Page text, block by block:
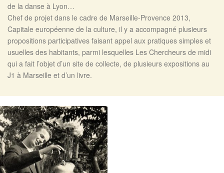
de la danse à Lyon…
Chef de projet dans le cadre de Marseille-Provence 2013,
Capitale européenne de la culture, il y a accompagné plusieurs
propositions participatives faisant appel aux pratiques simples et
usuelles des habitants, parmi lesquelles Les Chercheurs de midi
qui a fait l’objet d’un site de collecte, de plusieurs expositions au
J1 à Marseille et d’un livre.